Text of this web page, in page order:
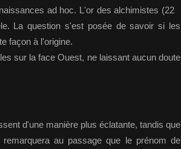
ad hoc. L'or des alchimistes (22
La question s'est posée de savoir si les
façon à l'origine.
sur la face Ouest, ne laissant aucun doute
d'une manière plus éclatante, tandis que
au passage que le prénom de